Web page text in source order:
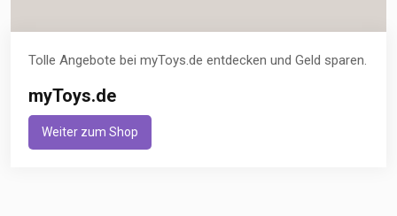
Tolle Angebote bei myToys.de entdecken und Geld sparen.
myToys.de
Weiter zum Shop